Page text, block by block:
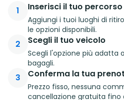
1 Inserisci il tuo percorso
Aggiungi i tuoi luoghi di
le opzioni disponibili.
2 Scegli il tuo veicolo
Scegli l'opzione più adatta
bagagli.
3 Conferma la tua
Prezzo fisso, nessuna
cancellazione gratuita fino